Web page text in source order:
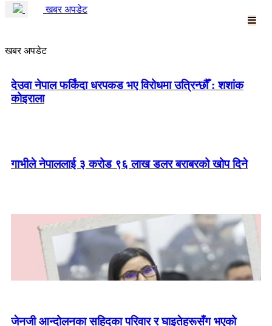
खबर अपडेट
खबर अपडेट
देउवा नेपाल फर्किंदा धरपकड भए विरोधमा उत्रिन्छौँ : शशांक
कोइराला
गाभीले नेपाललाई ३ करोड ९६ लाख डलर बराबरको खोप दिने
जेनजी आन्दोलनका सहिदका परिवार र घाइतेहरूसँग भएको